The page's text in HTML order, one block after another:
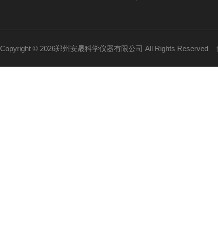
Copyright © 2026郑州安晟科学仪器有限公司 All Rights Reserved